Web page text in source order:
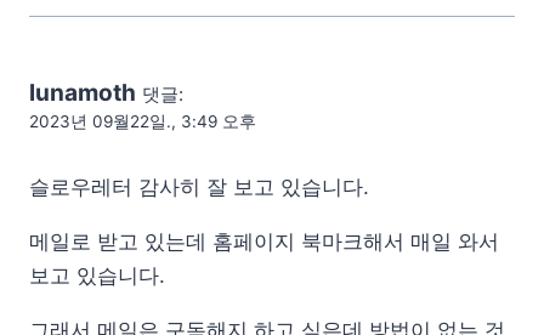
lunamoth 댓글:
2023년 09월22일., 3:49 오후
슬로우레터 감사히 잘 보고 있습니다.
메일로 받고 있는데 홈페이지 북마크해서 매일 와서
보고 있습니다.
그래서 메일은 구독해지 하고 싶은데 방법이 없는 것